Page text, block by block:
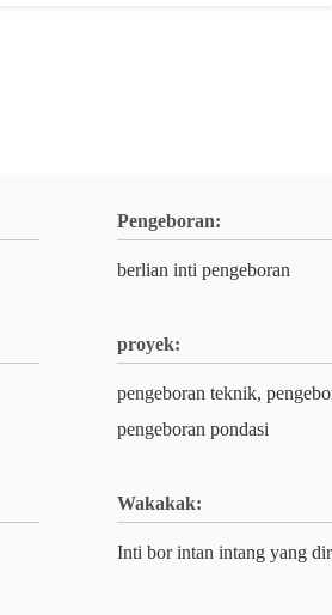
Pengeboran:
berlian inti pengeboran
proyek:
pengeboran teknik,
pengeboran pondasi
Wakakak:
Inti bor intan intang yang